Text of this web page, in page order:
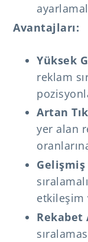
Avantajları:
Yüksek
reklam
Artan
yer alan
Gelişmiş
etkileşim
Rekabet